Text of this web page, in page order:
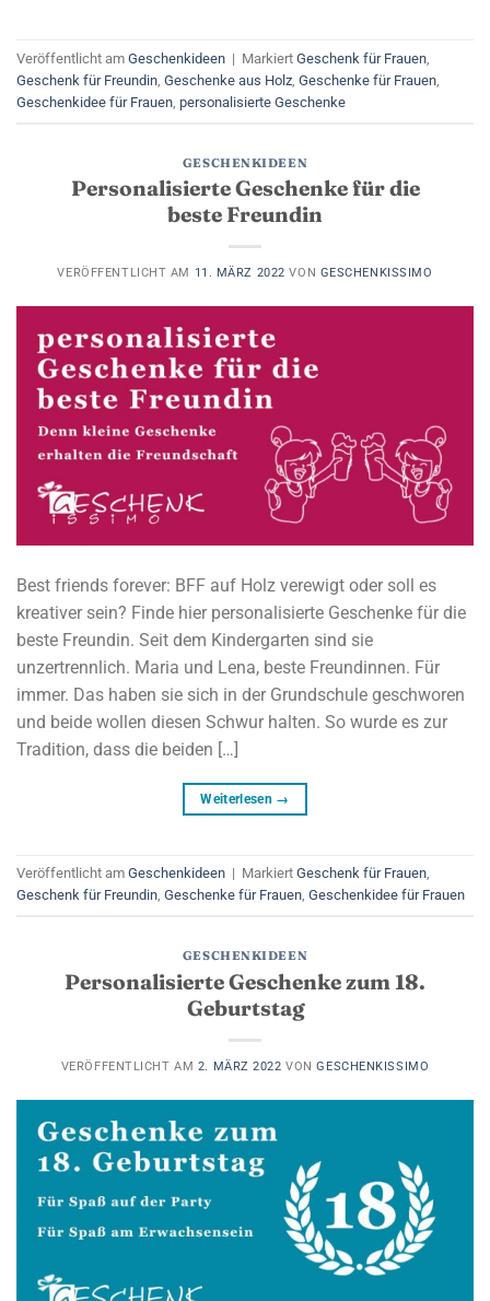
Veröffentlicht am Geschenkideen | Markiert Geschenk für Frauen
Geschenk für Freundin Geschenke aus Holz Geschenke für Frauen
Geschenkidee für Frauen personalisierte Geschenke
GESCHENKIDEEN
Personalisierte Geschenke für die
beste Freundin
VERÖFFENTLICHT AM 11. MÄRZ 2022 VON GESCHENKISSIMO
Best friends forever: BFF auf Holz verewigt oder soll es
kreativer sein? Finde hier personalisierte Geschenke für die
beste Freundin. Seit dem Kindergarten sind sie
unzertrennlich. Maria und Lena, beste Freundinnen. Für
immer. Das haben sie sich in der Grundschule geschworen
und beide wollen diesen Schwur halten. So wurde es zur
Tradition, dass die beiden […]
Weiterlesen →
Veröffentlicht am Geschenkideen | Markiert Geschenk für Frauen,
Geschenk für Freundin, Geschenke für Frauen, Geschenkidee für Frauen
GESCHENKIDEEN
Personalisierte Geschenke zum 18.
Geburtstag
VERÖFFENTLICHT AM 2. MÄRZ 2022 VONGESCHENKISSIMO